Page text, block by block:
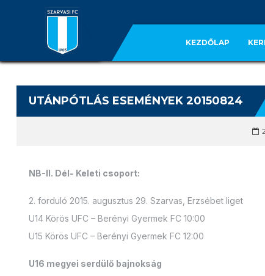
KEZDŐLAP
UTÁNPÓTLÁS ESEMÉNYEK 20150824
NB-II. Dél- Keleti csoport:
2. forduló 2015. augusztus 29. Szarvas, Erzsébet liget
U14 Körös UFC – Berényi Gyermek FC 10:00
U15 Körös UFC – Berényi Gyermek FC 12:00
U16 megyei serdülő bajnokság